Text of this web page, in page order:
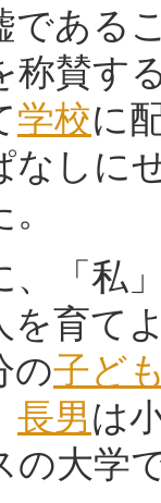
である
称賛す
学校に
なしに
「私
を育て
の子ども
長男は
の大学